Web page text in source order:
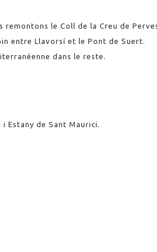
remontons le Coll de la Creu de
entre Llavorsí et le Pont de Suert.
dans le reste.
Estany de Sant Maurici.